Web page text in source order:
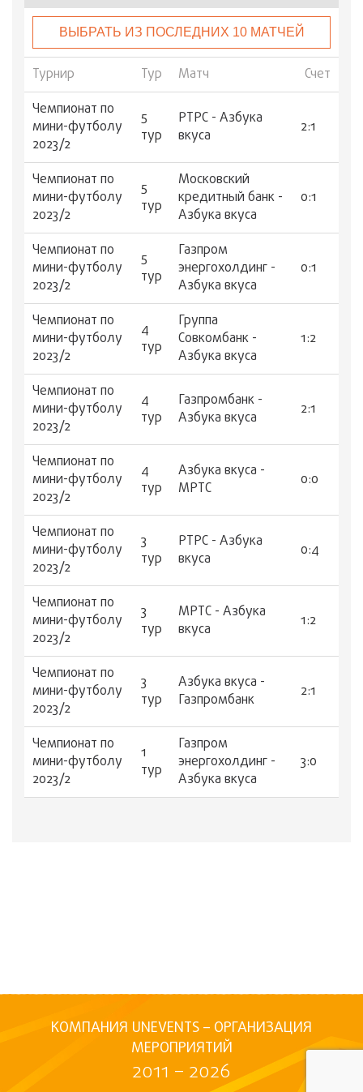
ВЫБРАТЬ ИЗ ПОСЛЕДНИХ 10 МАТЧЕЙ
Турнир Тур Матч
Счет
Чемпионат по
мини-футболу
2023/2
5
тур
РТРС - Азбука
вкуса
2:1
Чемпионат по
мини-футболу
2023/2
5
тур
Московский
кредитный банк -
Азбука вкуса
0:1
Чемпионат по
мини-футболу
2023/2
5
тур
Газпром
энергохолдинг -
Азбука вкуса
0:1
Чемпионат по
мини-футболу
2023/2
4
тур
Группа
Совкомбанк -
Азбука вкуса
1:2
Чемпионат по
мини-футболу
2023/2
4
тур
Газпромбанк -
Азбука вкуса
2:1
Чемпионат по
мини-футболу
2023/2
4
тур
Азбука вкуса -
МРТС
0:0
Чемпионат по
мини-футболу
2023/2
3
тур
РТРС - Азбука
вкуса
0:4
Чемпионат по
мини-футболу
2023/2
3
тур
МРТС - Азбука
вкуса
1:2
Чемпионат по
мини-футболу
2023/2
3
тур
Азбука вкуса -
Газпромбанк
2:1
Чемпионат по
мини-футболу
2023/2
1
тур
Газпром
энергохолдинг -
Азбука вкуса
3:0
КОМПАНИЯ UNEVENTS – ОРГАНИЗАЦИЯ
МЕРОПРИЯТИЙ
2011 – 2026